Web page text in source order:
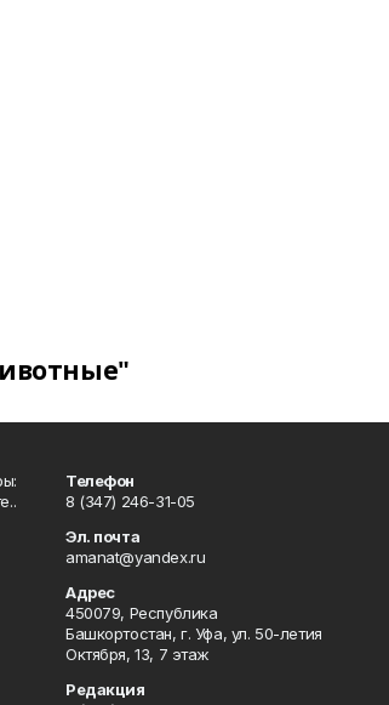
Телефон
8 (347) 246-31-05
Эл. почта
amanat@yandex.ru
Адрес
450079, Республика
Башкортостан, г. Уфа, ул. 50-летия
Октября, 13, 7 этаж
Редакция